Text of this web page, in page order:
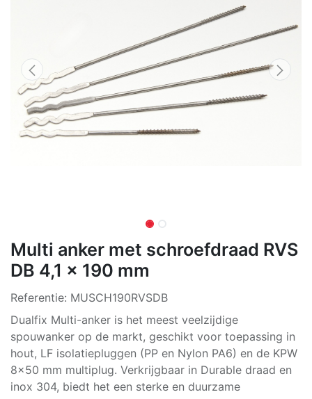
Multi anker met schroefdraad RVS
DB 4,1 x 190 mm
Referentie: MUSCH190RVSDB
Dualfix Multi-anker is het meest veelzijdige
spouwanker op de markt, geschikt voor toepassing in
hout, LF isolatiepluggen (PP en Nylon PA6) en de KPW
8x50 mm multiplug. Verkrijgbaar in Durable draad en
inox 304, biedt het een sterke en duurzame